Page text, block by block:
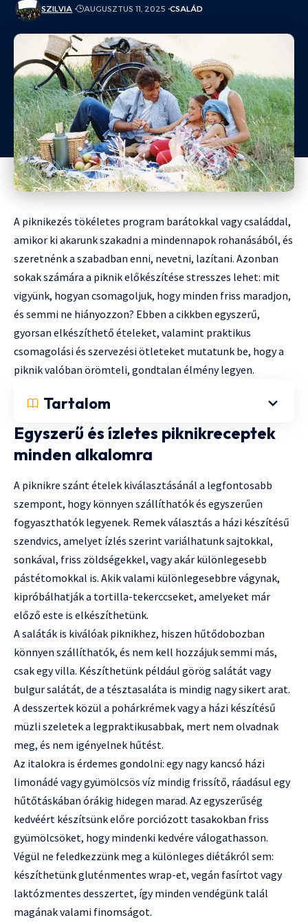
SZILVIA AUGUSZTUS 11, 2025 CSALÁD
A piknikezés tökéletes program barátokkal vagy családdal,
amikor ki akarunk szakadni a mindennapok rohanásából, és
szeretnénk a szabadban enni, nevetni, lazítani. Azonban
sokak számára a piknik előkészítése stresszes lehet: mit
vigyünk, hogyan csomagoljuk, hogy minden friss maradjon,
és semmi ne hiányozzon? Ebben a cikkben egyszerű,
gyorsan elkészíthető ételeket, valamint praktikus
csomagolási és szervezési ötleteket mutatunk be, hogy a
piknik valóban örömteli, gondtalan élmény legyen.
Tartalom
Egyszerű és ízletes piknikreceptek
minden alkalomra
A piknikre szánt ételek kiválasztásánál a legfontosabb
szempont, hogy könnyen szállíthatók és egyszerűen
fogyaszthatók legyenek. Remek választás a házi készítésű
szendvics, amelyet ízlés szerint variálhatunk sajtokkal,
sonkával, friss zöldségekkel, vagy akár különlegesebb
pástétomokkal is. Akik valami különlegesebbre vágynak,
kipróbálhatják a tortilla-tekerccseket, amelyeket már
előző este is elkészíthetünk.
A saláták is kiválóak piknikhez, hiszen hűtődobozban
könnyen szállíthatók, és nem kell hozzájuk semmi más,
csak egy villa. Készíthetünk például görög salátát vagy
bulgur salátát, de a tésztasaláta is mindig nagy sikert arat.
A desszertek közül a pohárkrémek vagy a házi készítésű
müzli szeletek a legpraktikusabbak, mert nem olvadnak
meg, és nem igényelnek hűtést.
Az italokra is érdemes gondolni: egy nagy kancsó házi
limonádé vagy gyümölcsös víz mindig frissítő, ráadásul egy
hűtőtáskában órákig hidegen marad. Az egyszerűség
kedvéért készítsünk előre porciózott tasakokban friss
gyümölcsöket, hogy mindenki kedvére válogathasson.
Végül ne feledkezzünk meg a különleges diétákról sem:
készíthetünk gluténmentes wrap-et, vegán fasírtot vagy
laktózmentes desszertet, így minden vendégünk talál
magának valami finomságot.